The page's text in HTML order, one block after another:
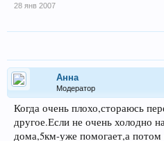
28 янв 2007
Анна
Модератор
Когда очень плохо,стораюсь
другое.Если не очень холодно
дома,5км-уже помогает,а